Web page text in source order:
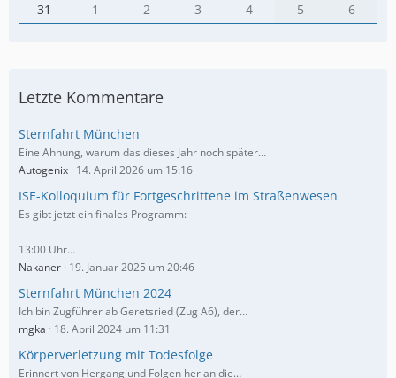
31
1 2 3 4 5 6
Letzte Kommentare
Sternfahrt München
Eine Ahnung, warum das dieses Jahr noch später…
Autogenix 14. April 2026 um 15:16
ISE-Kolloquium für Fortgeschrittene im Straßenwesen
Es gibt jetzt ein finales Programm:
13:00 Uhr…
Nakaner 19. Januar 2025 um 20:46
Sternfahrt München 2024
Ich bin Zugführer ab Geretsried (Zug A6), der…
mgka
18. April 2024 um 11:31
Körperverletzung mit Todesfolge
Erinnert von Hergang und Folgen her an die…